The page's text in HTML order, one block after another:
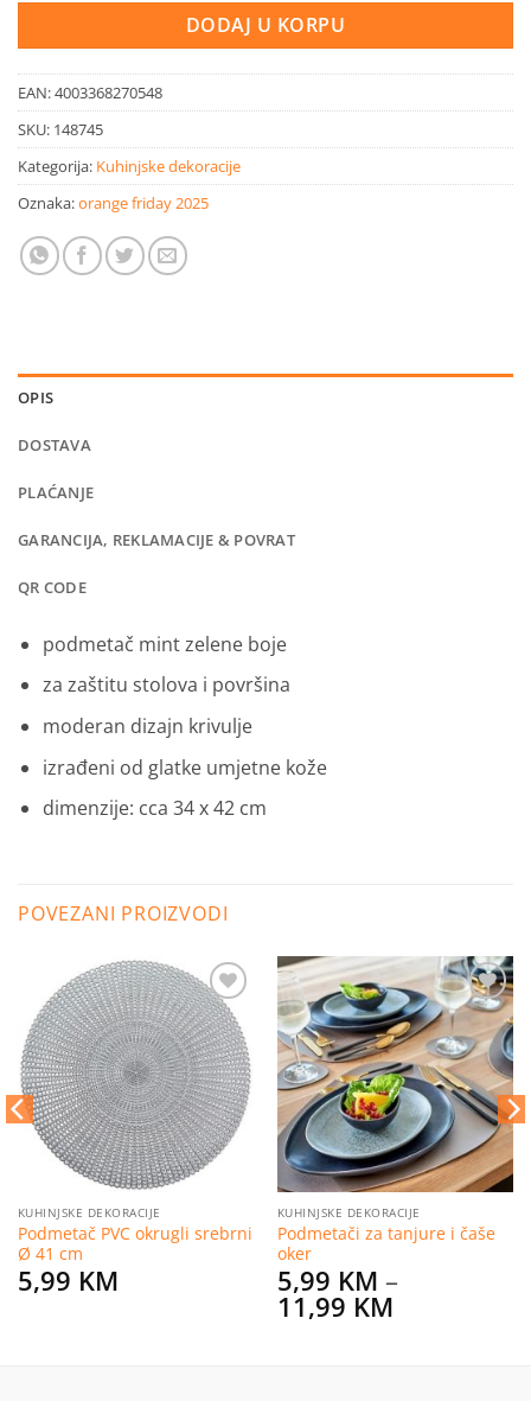
DODAJ U KORPU
EAN:4003368270548
SKU: 148745
Kategorija: Kuhinjske dekoracije
Oznaka:orange friday 2025
OPIS
DOSTAVA
PLAĆANJE
GARANCIJA, REKLAMACIJE & POVRAT
QR CODE
podmetač mint zelene boje
za zaštitu stolova i površina
moderan dizajn krivulje
izrađeni od glatke umjetne kože
dimenzije: cca 34 x 42 cm
POVEZANI PROIZVODI
Dodaj
na
listu
želja
KUHINJSKE DEKORACIJE
Podmetač PVC okrugli srebrni
Ø 41 cm
5,99 KM
Dodaj
na
listu
želja
KUHINJSKE DEKORACIJE
Podmetači za tanjure i čaše
oker
5,99 KM –
11,99 KMPrice